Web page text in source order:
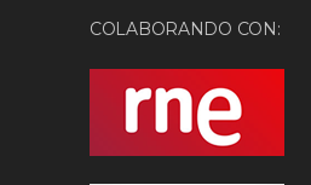
COLABORANDO CON: